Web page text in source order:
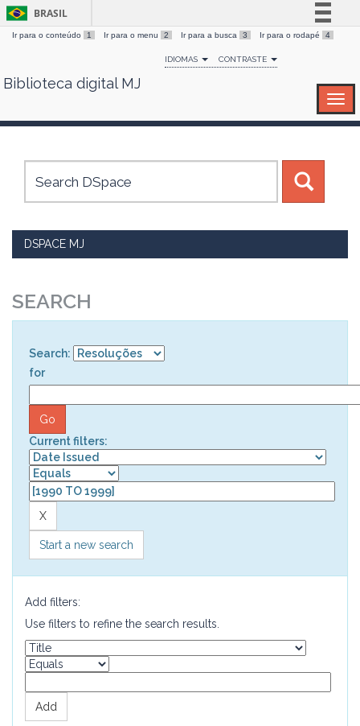
Skip
BRASIL
Simplifique!
Comunica BR
Canais
Ir para o conteúdo 1 Ir para o menu 2 Ir para a busca 3 Ir para o rodapé 4
IDIOMAS CONTRASTE
Biblioteca digital MJ
DSPACE MJ
SEARCH
Search:
for
Current filters:
Start a new search
Add filters:
Use filters to refine the search results.